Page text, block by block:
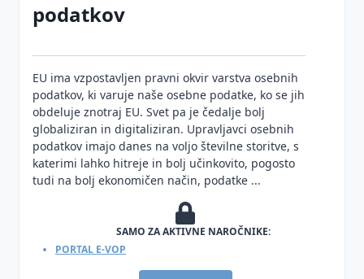
podatkov
EU ima vzpostavljen pravni okvir varstva osebnih
podatkov, ki varuje naše osebne podatke, ko se jih
obdeluje znotraj EU. Svet pa je čedalje bolj
globaliziran in digitaliziran. Upravljavci osebnih
podatkov imajo danes na voljo številne storitve, s
katerimi lahko hitreje in bolj učinkovito, pogosto
tudi na bolj ekonomičen način, podatke ...
SAMO ZA AKTIVNE NAROČNIKE:
PORTAL E-VOP